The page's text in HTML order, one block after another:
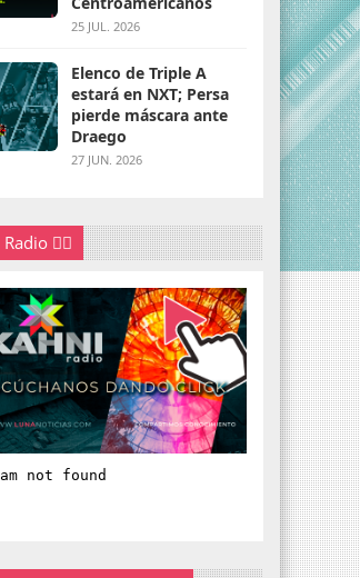
25 JUL. 2026
Elenco de Triple A
estará en NXT; Persa
pierde máscara ante
Draego
27 JUN. 2026
👇🏽